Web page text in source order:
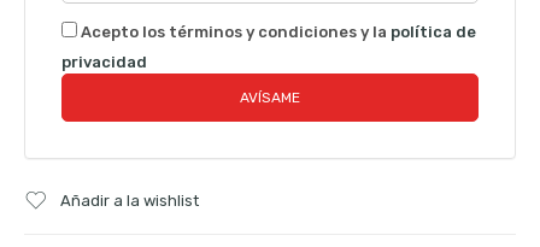
Acepto los términos y condiciones y la política de
privacidad
Añadir a la wishlist